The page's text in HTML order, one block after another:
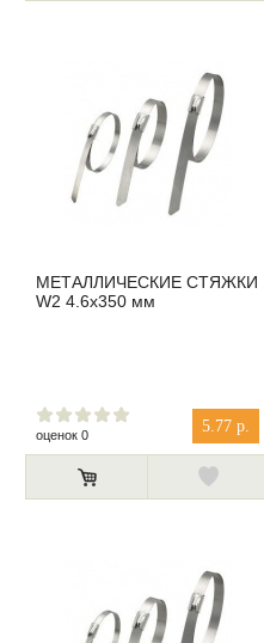
МЕТАЛЛИЧЕСКИЕ СТЯЖКИ
W2 4.6x350 мм
5.77 р.
оценок 0